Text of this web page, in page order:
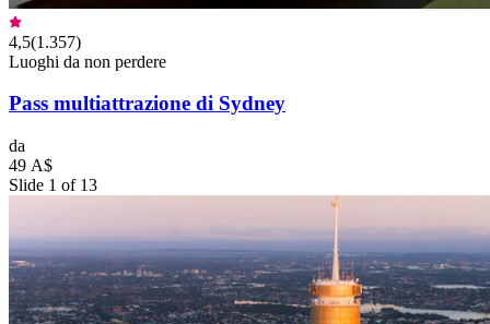
4,5(1.357)
Luoghi da non perdere
Pass multiattrazione di Sydney
da
49 A$
Slide 1 of 13